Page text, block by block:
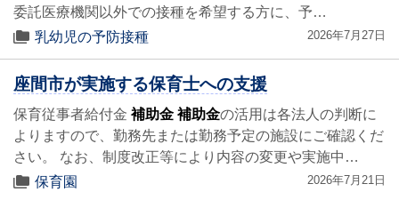
委託医療機関以外での接種を希望する方に、予…
乳幼児の予防接種
2026年7月27日
座間市が実施する保育士への支援
保育従事者給付金 補助金 補助金の活用は各法人の判断に
よりますので、勤務先または勤務予定の施設にご確認くだ
さい。 なお、制度改正等により内容の変更や実施中…
保育園
2026年7月21日